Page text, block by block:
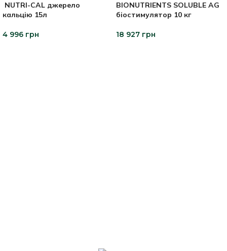
NUTRI-CAL джерело
кальцію 15л
4 996 грн
BIONUTRIENTS SOLUBLE AG
біостимулятор 10 кг
18 927 грн